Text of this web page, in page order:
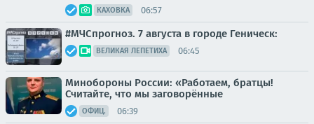
КАХОВКА 06:57
#МЧСпрогноз. 7 августа в городе Геническ:
ВЕЛИКАЯ ЛЕПЕТИХА 06:45
Минобороны России: «Работаем, братцы!
Считайте, что мы заговорённые
ОФИЦ. 06:39